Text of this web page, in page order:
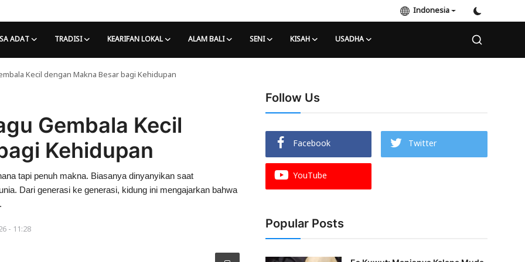
Indonesia
ADAT TRADISI KEARIFAN LOKAL ALAM BALI SENI KISAH USADHA
Kecil dengan Makna Besar bagi Kehidupan
Gembala Kecil
Kehidupan
tapi penuh makna. Biasanya dinyanyikan saat
Dari generasi ke generasi, kidung ini mengajarkan bahwa
- 11:28
Follow Us
Facebook
Twitter
YouTube
Popular Posts